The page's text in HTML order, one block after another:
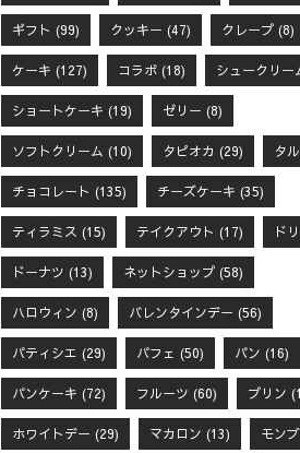
ギフト (99) クッキー (47) クレープ(8)
ケーキ (127) コラボ(18) シュークリー
ショートケーキ (19) ゼリー (8)
ソフトクリーム (10) タピオカ (29) タ
チョコレート (135) チーズケーキ (35)
ティラミス (15) テイクアウト (17) ド
ドーナツ (13) ネットショップ(58)
ハロウィン (8) バレンタインデー (56)
パティシエ (29) パフェ (50) パン (16)
パンケーキ (72) フルーツ (60) プリン
ホワイトデー (29) マカロン (13) モン